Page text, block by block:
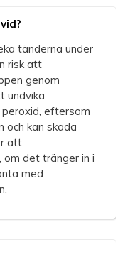
tänderna under
risk att
genom
undvika
peroxid, eftersom
och kan skada
att
det tränger in i
med